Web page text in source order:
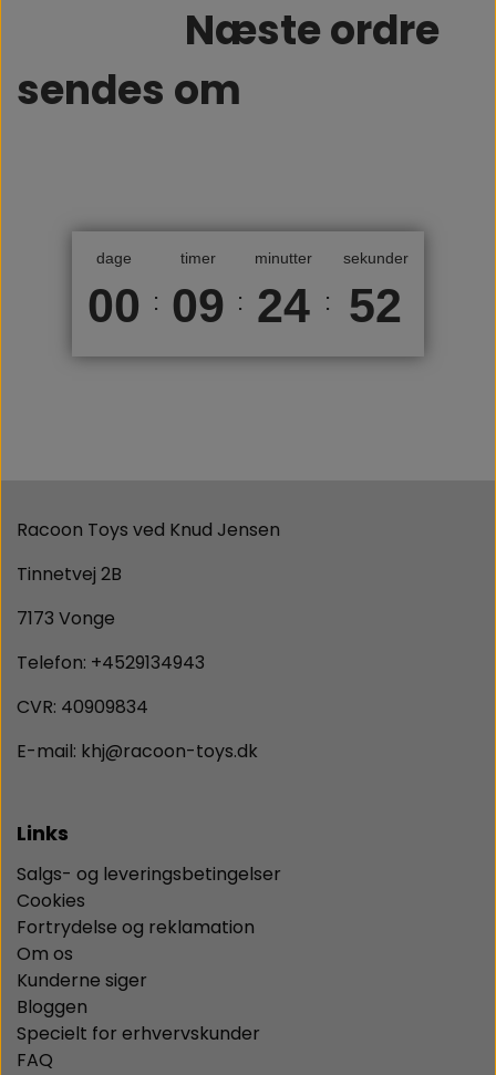
Næste ordre
sendes om
dage
00 :
timer
09 :
minutter
24 :
sekunder
52
Racoon Toys ved Knud Jensen
Tinnetvej 2B
7173 Vonge
Telefon: +4529134943
CVR: 40909834
E-mail: khj@racoon-toys.dk
Links
Salgs- og leveringsbetingelser
Cookies
Fortrydelse og reklamation
Om os
Kunderne siger
Bloggen
Specielt for erhvervskunder
FAQ